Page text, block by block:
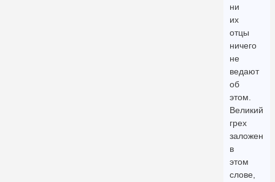
ни
их
отцы
ничего
не
ведают
об
этом.
Великий
грех
заложен
в
этом
слове,